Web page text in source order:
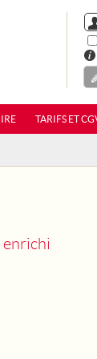
TARIFS ET
enrichi